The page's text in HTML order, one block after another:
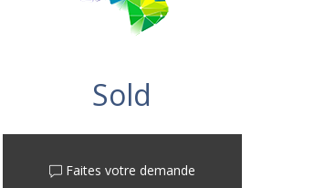
Sold
Faites votre demande